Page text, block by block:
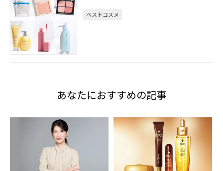
ベストコスメ
あなたにおすすめの記事